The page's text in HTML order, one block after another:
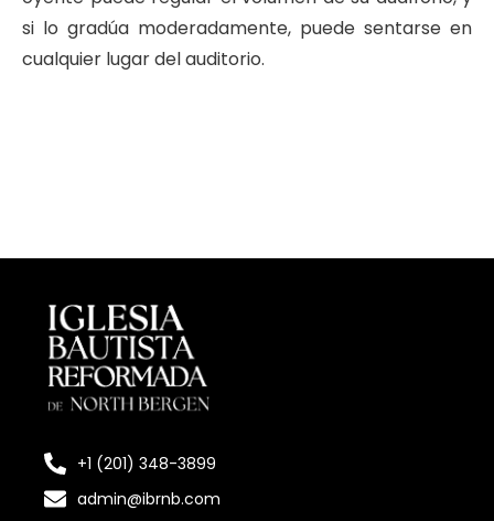
si lo gradúa moderadamente, puede sentarse en
cualquier lugar del auditorio.
+1 (201) 348-3899
admin@ibrnb.com